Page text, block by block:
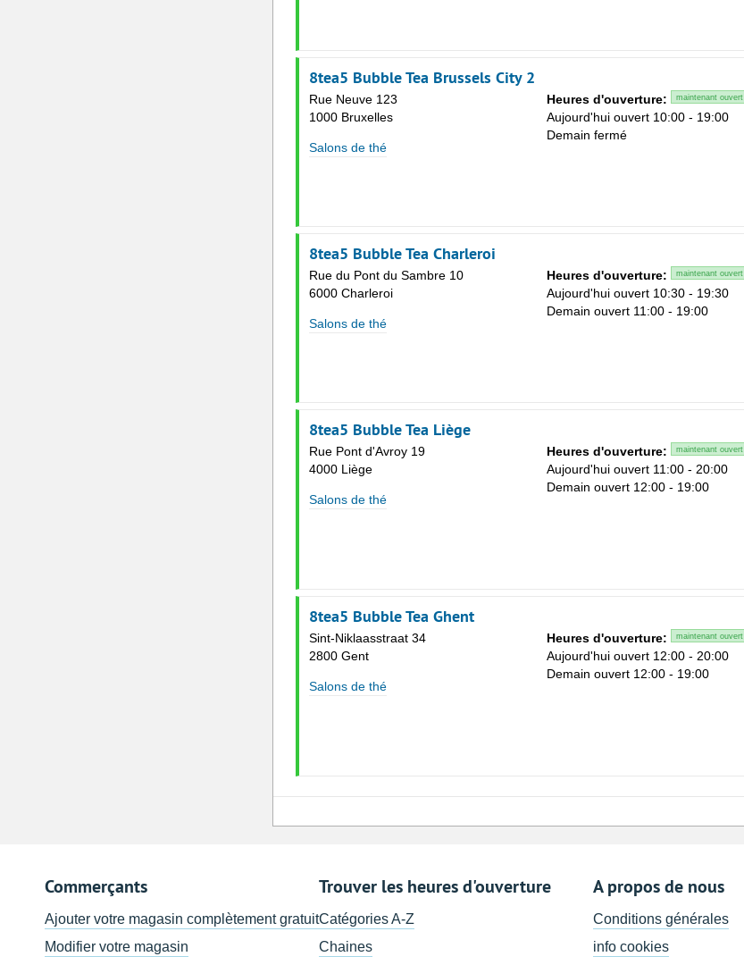
8tea5 Bubble Tea Brussels City 2
Rue Neuve 123
1000 Bruxelles
Salons de thé
Heures d'ouverture: maintenant ouvert
Aujourd'hui ouvert 10:00 - 19:00
Demain fermé
8tea5 Bubble Tea Charleroi
Rue du Pont du Sambre 10
6000 Charleroi
Salons de thé
Heures d'ouverture: maintenant ouvert
Aujourd'hui ouvert 10:30 - 19:30
Demain ouvert 11:00 - 19:00
8tea5 Bubble Tea Liège
Rue Pont d'Avroy 19
4000 Liège
Salons de thé
Heures d'ouverture: maintenant ouvert
Aujourd'hui ouvert 11:00 - 20:00
Demain ouvert 12:00 - 19:00
8tea5 Bubble Tea Ghent
Sint-Niklaasstraat 34
2800 Gent
Salons de thé
Heures d'ouverture: maintenant ouvert
Aujourd'hui ouvert 12:00 - 20:00
Demain ouvert 12:00 - 19:00
Commerçants
Ajouter votre magasin complètement gratuit
Modifier votre magasin
Trouver les heures d'ouverture
Catégories A-Z
Chaines
A propos de nous
Conditions générales
info cookies